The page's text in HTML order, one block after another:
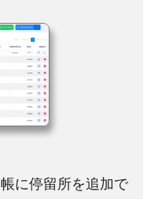
に停留所を追加で